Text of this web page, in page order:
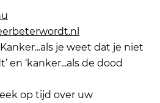
je weet dat je niet
en ‘kanker...als de dood
op tijd over uw